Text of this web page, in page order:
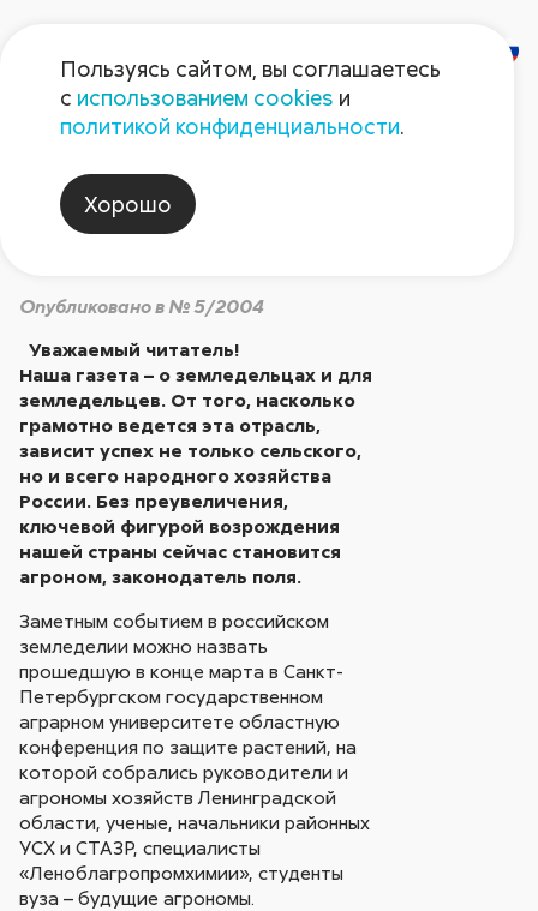
ТОЛКОВЫЙ
АГРОНОМ – ОПОРА
НАЦИИ
Опубликовано в № 5/2004
Уважаемый читатель!
Наша газета – о земледельцах и для
земледельцев. От того, насколько
грамотно ведется эта отрасль,
зависит успех не только сельского,
но и всего народного хозяйства
России. Без преувеличения,
ключевой фигурой возрождения
нашей страны сейчас становится
агроном, законодатель поля.
Заметным событием в российском
земледелии можно назвать
прошедшую в конце марта в Санкт-
Петербургском государственном
аграрном университете областную
конференция по защите растений, на
которой собрались руководители и
агрономы хозяйств Ленинградской
области, ученые, начальники районных
УСХ и СТАЗР, специалисты
«Леноблагропромхимии», студенты
вуза – будущие агрономы.
Пользуясь сайтом, вы соглашаетесь
с использованием cookies и
политикой конфиденциальности.
Хорошо